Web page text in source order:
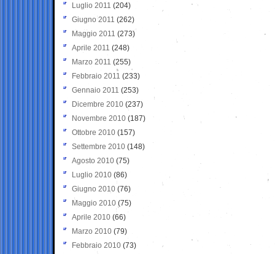
Luglio 2011 (204)
Giugno 2011 (262)
Maggio 2011 (273)
Aprile 2011 (248)
Marzo 2011 (255)
Febbraio 2011 (233)
Gennaio 2011 (253)
Dicembre 2010 (237)
Novembre 2010 (187)
Ottobre 2010 (157)
Settembre 2010 (148)
Agosto 2010 (75)
Luglio 2010 (86)
Giugno 2010 (76)
Maggio 2010 (75)
Aprile 2010 (66)
Marzo 2010 (79)
Febbraio 2010 (73)